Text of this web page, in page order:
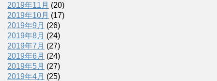
2019年11月 (20)
2019年10月 (17)
2019年9月 (26)
2019年8月 (24)
2019年7月 (27)
2019年6月 (24)
2019年5月 (27)
2019年4月 (25)